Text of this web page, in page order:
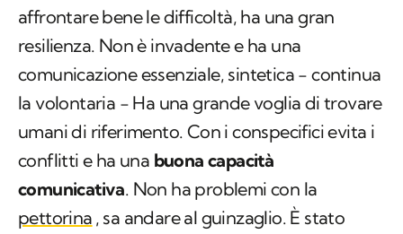
affrontare bene le difficoltà, ha una gran
resilienza. Non è invadente e ha una
comunicazione essenziale, sintetica − continua
la volontaria − Ha una grande voglia di trovare
umani di riferimento. Con i conspecifici evita i
conflitti e ha una buona capacità
comunicativa. Non ha problemi con la
pettorina , sa andare al guinzaglio. È stato